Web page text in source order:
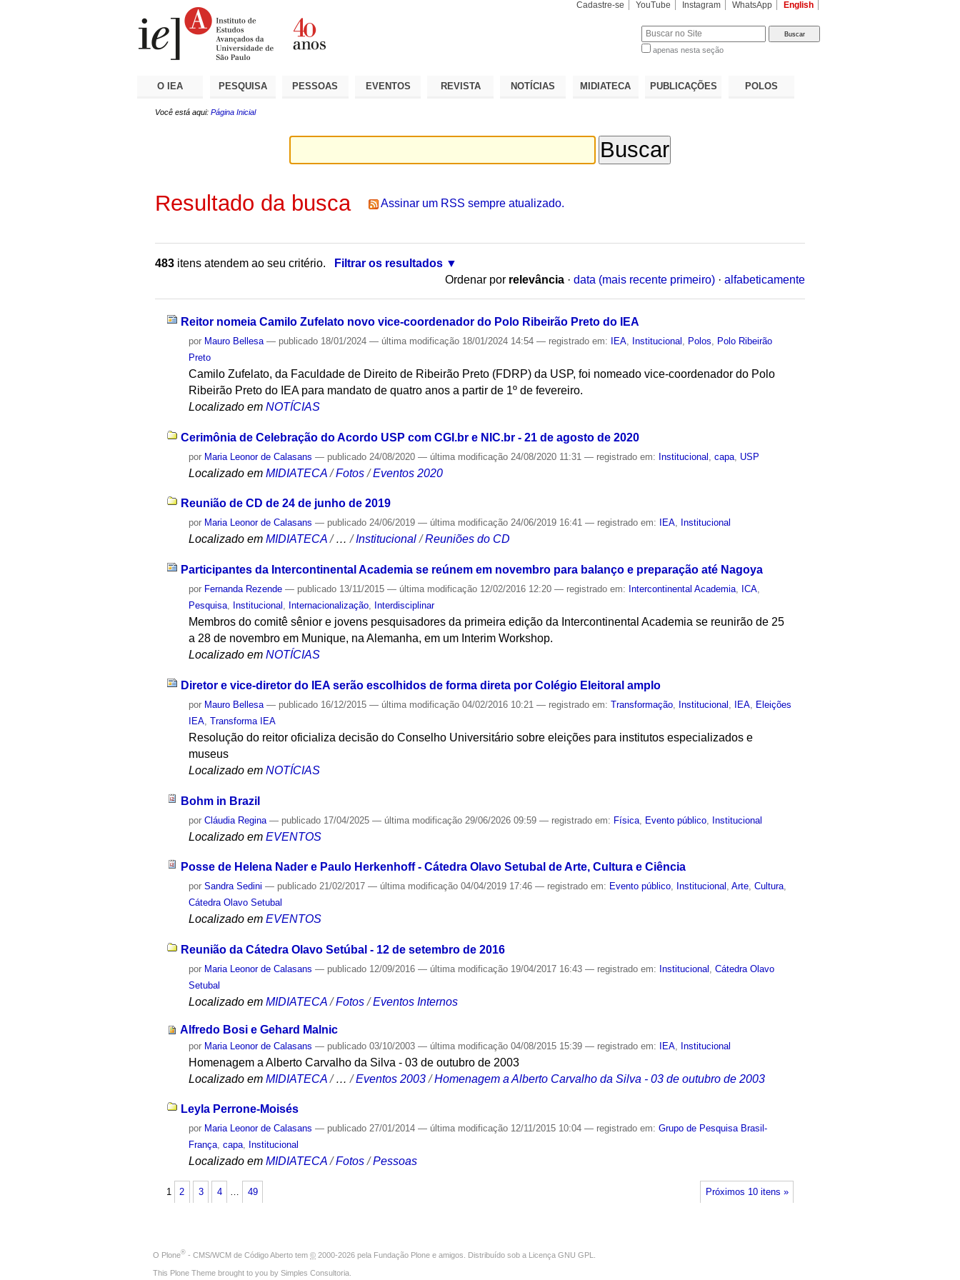
Cadastre-se YouTube Instagram WhatsApp English
apenas nesta seção
O IEA PESQUISA PESSOAS EVENTOS REVISTA NOTÍCIAS MIDIATECA PUBLICAÇÕES POLOS
Você está aqui: Página Inicial
Resultado da busca Assinar um RSS sempre atualizado.
483 itens atendem ao seu critério.
Filtrar os resultados
Ordenar por relevância · data (mais recente primeiro) · alfabeticamente
Reitor nomeia Camilo Zufelato novo vice-coordenador do Polo Ribeirão Preto do IEA
por Mauro Bellesa — publicado 18/01/2024— última modificação 18/01/2024 14:54— registrado em: IEA Institucional Polos
Polo Ribeirão
Preto
Camilo Zufelato, da Faculdade de Direito de Ribeirão Preto (FDRP) da USP, foi nomeado vice-coordenador do Polo
Ribeirão Preto do IEA para mandato de quatro anos a partir de 1º de fevereiro.
Localizado em NOTÍCIAS
Cerimônia de Celebração do Acordo USP com CGI.br e NIC.br - 21 de agosto de 2020
por Maria Leonor de Calasans — publicado 24/08/2020— última modificação 24/08/2020 11:31— registrado em: Institucional ,capa USP
Localizado em MIDIATECA /Fotos /Eventos 2020
Reunião de CD de 24 de junho de 2019
por Maria Leonor de Calasans — publicado 24/06/2019— última modificação 24/06/2019 16:41— registrado em: IEA, Institucional
Localizado em MIDIATECA /…/Institucional /Reuniões do CD
Participantes da Intercontinental Academia se reúnem em novembro para balanço e preparação até Nagoya
por Fernanda Rezende — publicado 13/11/2015— última modificação 12/02/2016 12:20— registrado em: Intercontinental Academia, ICA,
Pesquisa, Institucional , Internacionalização, Interdisciplinar
Membros do comitê sênior e jovens pesquisadores da primeira edição da Intercontinental Academia se reunirão de 25
a 28 de novembro em Munique, na Alemanha, em um Interim Workshop.
Localizado em NOTÍCIAS
Diretor e vice-diretor do IEA serão escolhidos de forma direta por Colégio Eleitoral amplo
por Mauro Bellesa — publicado 16/12/2015— última modificação 04/02/2016 10:21— registrado em:Transformação Institucional IEA
Eleições
IEA ,Transforma IEA
Resolução do reitor oficializa decisão do Conselho Universitário sobre eleições para institutos especializados e
museus
Localizado em NOTÍCIAS
Bohm in Brazil
porCláudia Regina — publicado 17/04/2025— última modificação 29/06/2026 09:59— registrado em: Física Evento público Institucional
Localizado em EVENTOS
Posse de Helena Nader e Paulo Herkenhoff - Cátedra Olavo Setubal de Arte, Cultura e Ciência
porSandra Sedini — publicado 21/02/2017— última modificação 04/04/2019 17:46— registrado em: Evento público, Institucional ,Arte,Cultura,
Cátedra Olavo Setubal
Localizado em EVENTOS
Reunião da Cátedra Olavo Setúbal - 12 de setembro de 2016
por Maria Leonor de Calasans — publicado 12/09/2016— última modificação 19/04/2017 16:43— registrado em: Institucional ,Cátedra Olavo
Setubal
Localizado em MIDIATECA /Fotos /Eventos Internos
Alfredo Bosi e Gehard Malnic
por Maria Leonor de Calasans — publicado 03/10/2003— última modificação 04/08/2015 15:39— registrado em: IEA Institucional
Homenagem a Alberto Carvalho da Silva - 03 de outubro de 2003
Localizado em MIDIATECA /…/Eventos 2003 /Homenagem a Alberto Carvalho da Silva - 03 de outubro de 2003
Leyla Perrone-Moisés
por Maria Leonor de Calasans — publicado 27/01/2014— última modificação 12/11/2015 10:04— registrado em:Grupo de Pesquisa Brasil-
França,capa, Institucional
Localizado em MIDIATECA /Fotos /Pessoas
Próximos 10 itens »
1 2 3 4 49
O Plone® - CMS/WCM de Código Aberto tem © 2000-2026 pela Fundação Plone e amigos. Distribuído sob a Licença GNU GPL
This Plone Theme brought to you by Simples Consultoria